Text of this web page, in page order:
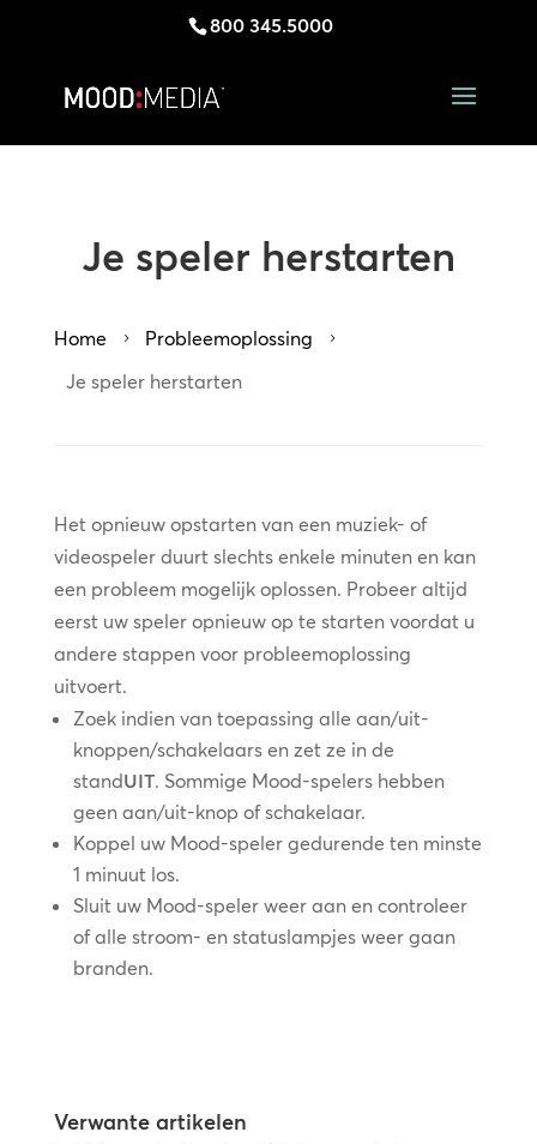
800 345.5000
Je speler herstarten
Home 5 Probleemoplossing 5
Je speler herstarten
Het opnieuw opstarten van een muziek- of
videospeler duurt slechts enkele minuten en kan
een probleem mogelijk oplossen. Probeer altijd
eerst uw speler opnieuw op te starten voordat u
andere stappen voor probleemoplossing
uitvoert.
Zoek indien van toepassing alle aan/uit-
knoppen/schakelaars en zet ze in de
standUIT. Sommige Mood-spelers hebben
geen aan/uit-knop of schakelaar.
Koppel uw Mood-speler gedurende ten minste
1 minuut los.
Sluit uw Mood-speler weer aan en controleer
of alle stroom- en statuslampjes weer gaan
branden.
Verwante artikelen